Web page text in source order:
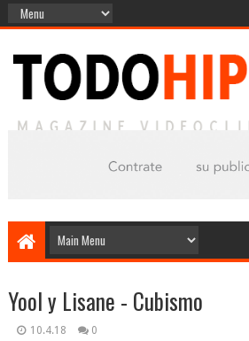
Yool y Lisane - Cubismo
10.4.18 0